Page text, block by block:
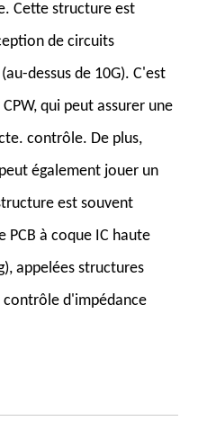
Cette structure est
de circuits
dessus de 10G). C'est
qui peut assurer une
contrôle. De plus,
également jouer un
est souvent
PCB à coque IC haute
appelées structures
contrôle d'impédance